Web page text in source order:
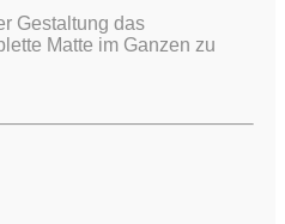
Gestaltung das
Matte im Ganzen zu